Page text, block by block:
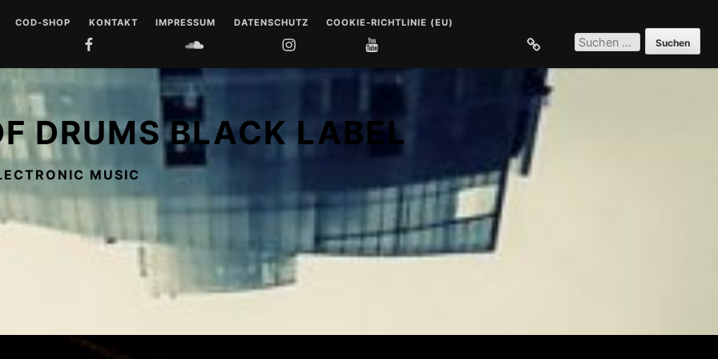
COD-SHOP KONTAKT IMPRESSUM DATENSCHUTZ COOKIE-RICHTLINIE (EU)
SOUNDCLOUD
SUCHEN
NACH:
DRUMS BLACK LABEL
MUSIC